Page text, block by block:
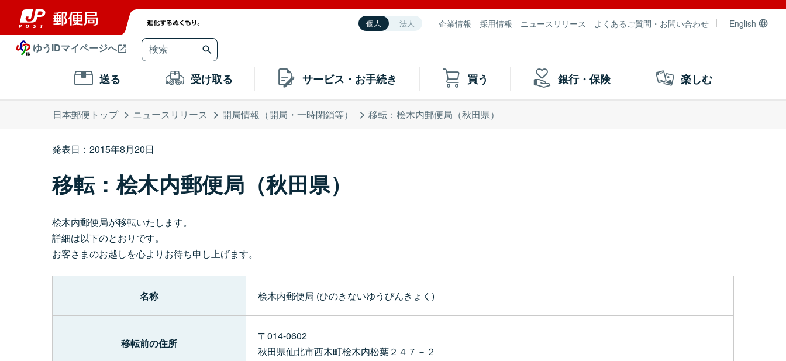
個人 法人 企業情報 採用情報 ニュースリリース よくあるご質問・お問い合わせ English
ゆうIDマイページへ
送る 受け取る サービス・お手続き 買う 銀行・保険 楽しむ
日本郵便トップ ニュースリリース 開局情報（開局・一時閉鎖等） 移転：桧木内郵便局（秋田県）
発表日：2015年8月20日
移転：桧木内郵便局（秋田県）
桧木内郵便局が移転いたします。
詳細は以下のとおりです。
お客さまのお越しを心よりお待ち申し上げます。
名称 桧木内郵便局 (ひのきないゆうびんきょく)
移転前の住所
〒014-0602
秋田県仙北市西木町桧木内松葉２４７－２